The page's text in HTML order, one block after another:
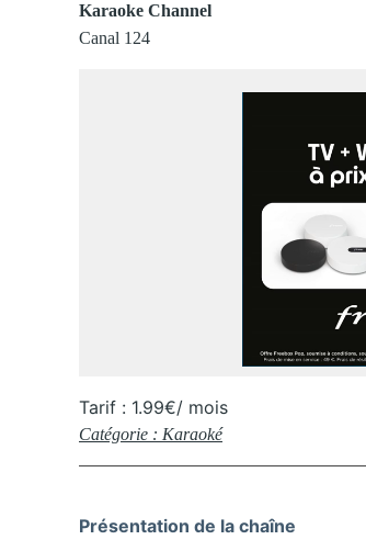
Karaoke Channel
Canal 124
Tarif : 1.99€/ mois
Catégorie : Karaoké
Présentation de la chaîne